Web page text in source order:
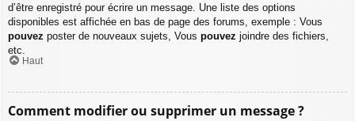
d’être enregistré pour écrire un message. Une liste des options
disponibles est affichée en bas de page des forums, exemple : Vous
pouvez poster de nouveaux sujets, Vous pouvez joindre des fichiers,
etc.
Haut
Comment modifier ou supprimer un message ?